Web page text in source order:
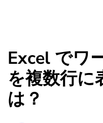
Excel でワ
を複数行に
は？